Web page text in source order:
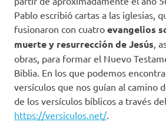
Pablo escribió cartas a las iglesias,
fusionaron con cuatro evangelios
muerte y resurrección de Jesús ,
obras, para formar el Nuevo
Biblia. En los que podemos
versículos que nos guían al camino
de los versículos bíblicos a través
https://versiculos.net/.